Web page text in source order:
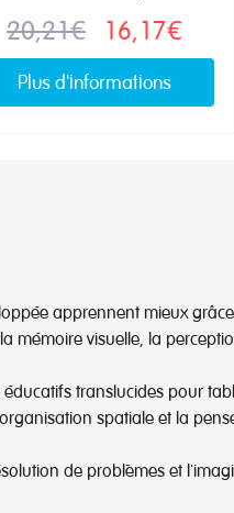
20,21€ 16,17€
Plus d'informations
apprennent mieux
mémoire visuelle, la
translucides pour
spatiale et la
de problèmes et